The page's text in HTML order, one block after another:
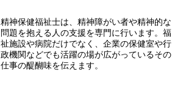
精神保健福祉士は、精神障がい者や精神的な
問題を抱える人の支援を専門に行います。福
祉施設や病院だけでなく、企業の保健室や行
政機関などでも活躍の場が広がっているその
仕事の醍醐味を伝えます。